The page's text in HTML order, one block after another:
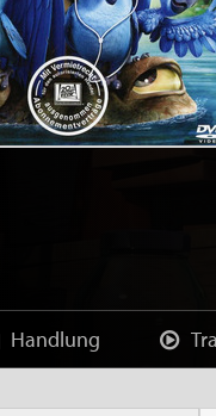
Handlung